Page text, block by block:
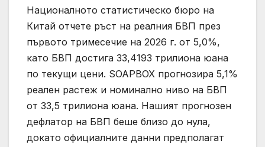
Националното статистическо бюро на
Китай отчете ръст на реалния БВП през
първото тримесечие на 2026 г. от 5,0%,
като БВП достига 33,4193 трилиона юана
по текущи цени. SOAPBOX прогнозира 5,1%
реален растеж и номинално ниво на БВП
от 33,5 трилиона юана. Нашият прогнозен
дефлатор на БВП беше близо до нула,
докато официалните данни предполагат